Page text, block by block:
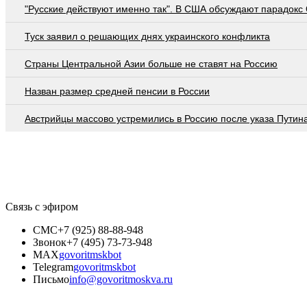
"Русские действуют именно так". В США обсуждают парадокс
Туск заявил о решающих днях украинского конфликта
Страны Центральной Азии больше не ставят на Россию
Назван размер средней пенсии в России
Австрийцы массово устремились в Россию после указа
Связь с эфиром
СМС+7 (925) 88-88-948
Звонок+7 (495) 73-73-948
MAXgovoritmskbot
Telegramgovoritmskbot
Письмоinfo@govoritmoskva.ru